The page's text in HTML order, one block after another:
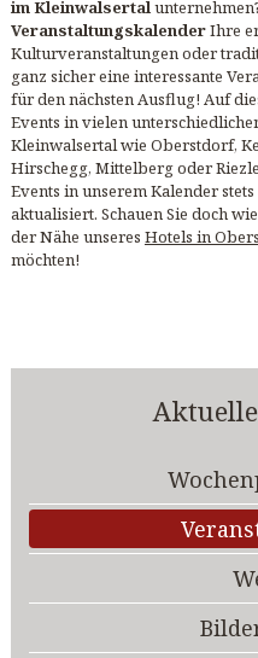
im Kleinwalsertal
VeranstaltungskalenderIhre
Kulturveranstaltungen oder
ganz sicher eine interessante
für den nächsten Ausflug! Auf
Events in vielen
Kleinwalsertal wie Oberstdorf,
Hirschegg, Mittelberg oder
Events in unserem Kalender
aktualisiert. Schauen Sie doch
der Nähe unseres Hotels in
möchten!